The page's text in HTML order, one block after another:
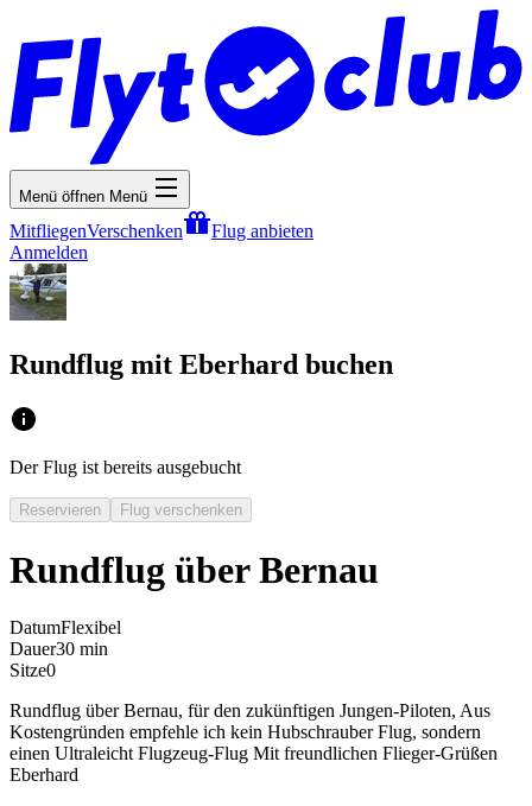
Menü öffnen Menü
MitfliegenVerschenken
Flug anbieten
Anmelden
Rundflug mit Eberhard buchen
Der Flug ist bereits ausgebucht
Reservieren Flug verschenken
Rundflug über Bernau
DatumFlexibel
Dauer30 min
Sitze0
Rundflug über Bernau, für den zukünftigen Jungen-Piloten, Aus
Kostengründen empfehle ich kein Hubschrauber Flug, sondern
einen Ultraleicht Flugzeug-Flug Mit freundlichen Flieger-Grüßen
Eberhard